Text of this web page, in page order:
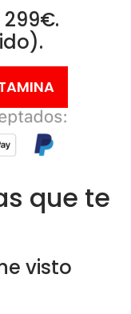
que te
visto